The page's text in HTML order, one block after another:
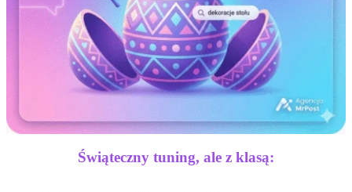
Świąteczny tuning, ale z klasą: